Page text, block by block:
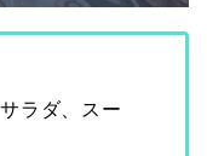
ラダ、スー